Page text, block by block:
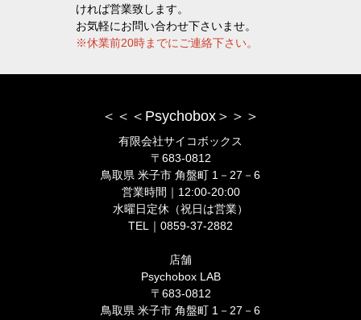
ければ営業致します。
お気軽にお問い合わせ下さいませ。
※休業前20時までにご連絡下さい。
＜＜＜Psychobox＞＞＞
有限会社サイコボックス
〒683-0812
鳥取県 米子市 角盤町 1－27－6
営業時間｜12:00-20:00
水曜日定休（祝日は営業）
TEL｜0859-37-2882
店舗
Psychobox LAB
〒683-0812
鳥取県 米子市 角盤町 1－27－6